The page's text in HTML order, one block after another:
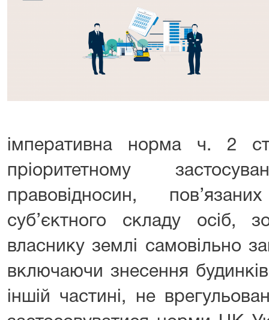
імперативна норма ч. 2
пріоритетному
правовідносин,
суб’єктного складу осіб,
власнику землі самовільно
включаючи знесення
іншій частині, не